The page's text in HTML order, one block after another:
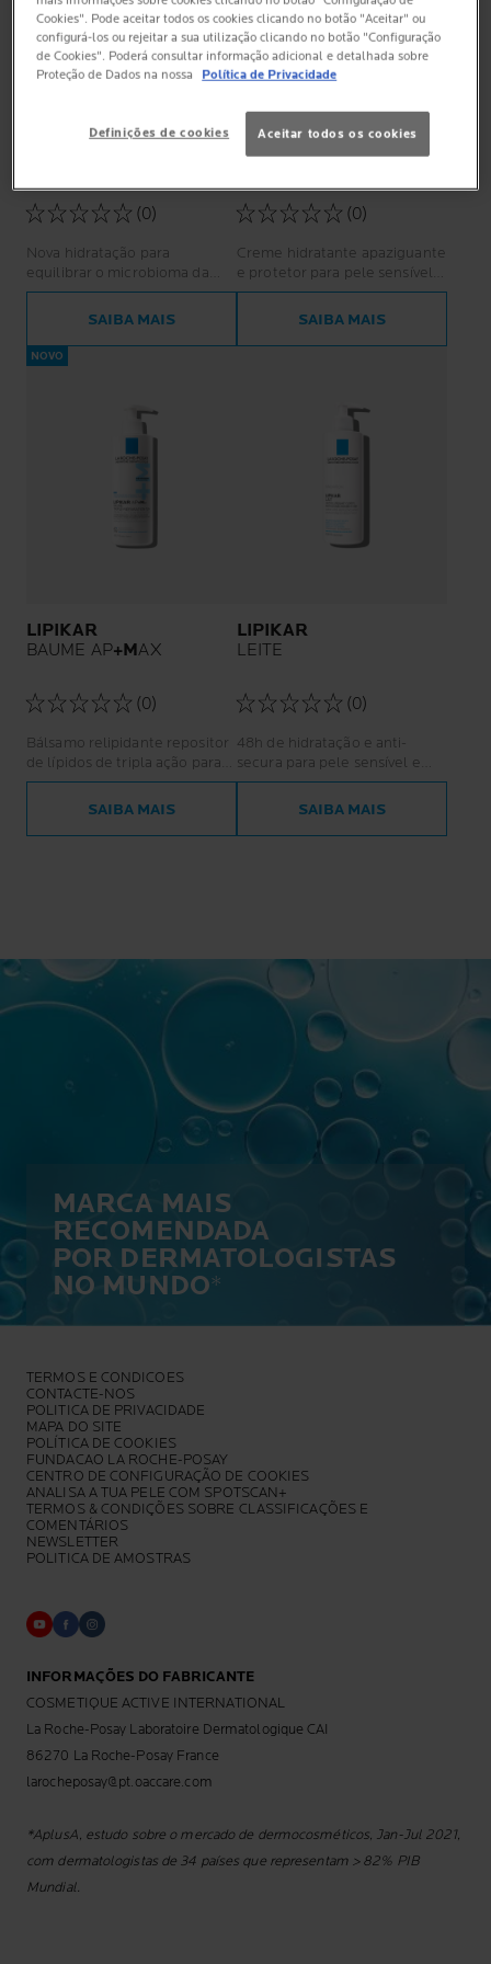
TOLERIANE
(0)
Nova hidratação para
equilibrar o microbioma da
pele. Pele normal a sensível.
SAIBA MAIS
TOLERIANE
SENSITIVE RICO
(0)
Creme hidratante apaziguante
e protetor para pele sensível e
seca
SAIBA MAIS
NOVO
LIPIKAR
BAUME AP+MAX
(0)
Bálsamo relipidante repositor
de lípidos de tripla ação para
pele muito seca ou com
tendência atópica. Controlo
imediato para a pele
SAIBA MAIS
LIPIKAR
LEITE
(0)
48h de hidratação e anti-
secura para pele sensível e
seca. Com perfume.
SAIBA MAIS
MARCA MAIS
RECOMENDADA
POR DERMATOLOGISTAS
NO MUNDO*
TERMOS E CONDICOES
CONTACTE-NOS
POLITICA DE PRIVACIDADE
MAPA DO SITE
POLÍTICA DE COOKIES
FUNDACAO LA ROCHE-POSAY
CENTRO DE CONFIGURAÇÃO DE COOKIES
ANALISA A TUA PELE COM SPOTSCAN+
TERMOS & CONDIÇÕES SOBRE CLASSIFICAÇÕES E
COMENTÁRIOS
NEWSLETTER
POLITICA DE AMOSTRAS
INFORMAÇÕES DO FABRICANTE
COSMETIQUE ACTIVE INTERNATIONAL
La Roche-Posay Laboratoire Dermatologique CAI
86270 La Roche-Posay France
larocheposay@pt.oaccare.com
*AplusA, estudo sobre o mercado de dermocosméticos, Jan-Jul 2021,
com dermatologistas de 34 países que representam > 82% PIB
Mundial.
Cookies". Pode aceitar todos os cookies clicando no botão "Aceitar" ou
configurá-los ou rejeitar a sua utilização clicando no botão "Configuração
de Cookies". Poderá consultar informação adicional e detalhada sobre
Proteção de Dados na nossa
Política de Privacidade
Definições de cookies Aceitar todos os cookies